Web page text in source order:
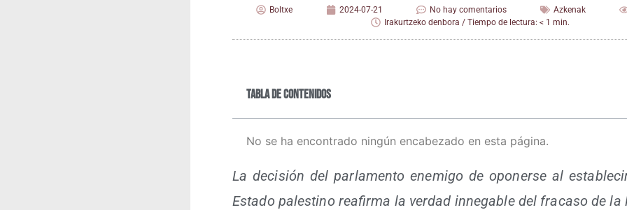
Boltxe 2024-07-21 No hay comentarios Azkenak
Irakurtzeko denbora / Tiempo de lectura: < 1 min.
Tabla de contenidos
No se ha encontrado ningún encabezado en esta página.
La deci­sión del par­la­men­to enemi­go de opo­ner­se al
Esta­do pales­tino reafir­ma la ver­dad inne­ga­ble del fra­ca­so de